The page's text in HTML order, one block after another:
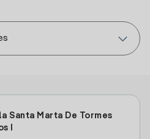
Santa Marta De Tormes
I